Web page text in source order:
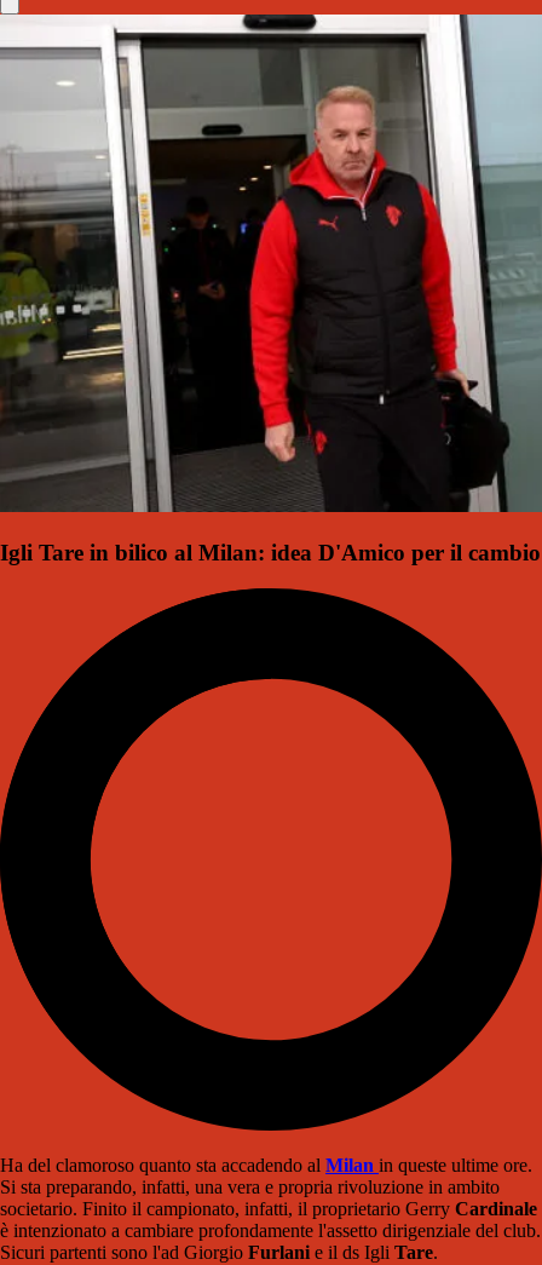
Igli Tare in bilico al Milan: idea D'Amico per il cambio
Ha del clamoroso quanto sta accadendo al Milan in queste ultime ore.
Si sta preparando, infatti, una vera e propria rivoluzione in ambito
societario. Finito il campionato, infatti, il proprietario Gerry Cardinale
è intenzionato a cambiare profondamente l'assetto dirigenziale del club.
Sicuri partenti sono l'ad Giorgio Furlanie il ds Igli Tare.